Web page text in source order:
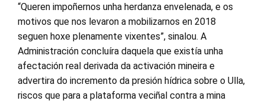
“Queren impoñernos unha herdanza envelenada, e os
motivos que nos levaron a mobilizarnos en 2018
seguen hoxe plenamente vixentes”, sinalou. A
Administración concluíra daquela que existía unha
afectación real derivada da activación mineira e
advertira do incremento da presión hídrica sobre o Ulla,
riscos que para a plataforma veciñal contra a mina